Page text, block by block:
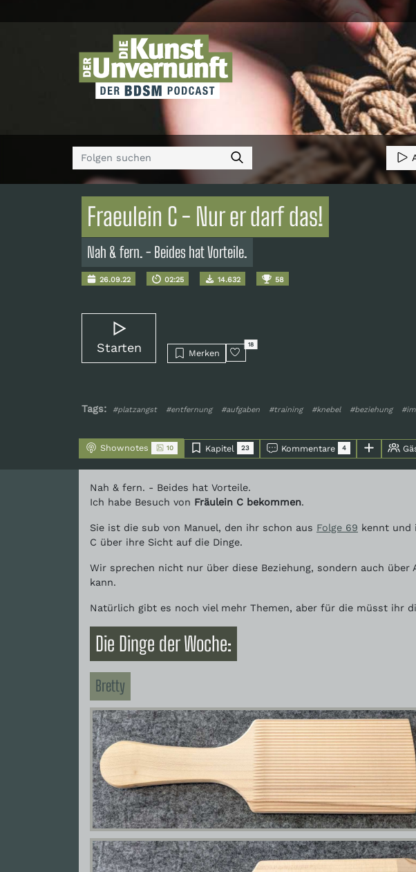
Fraeulein C - Nur er darf das!
Nah & fern. - Beides hat Vorteile.
26.09.22 02:25 14.632 58
Starten Merken
18
Tags: #platzangst #entfernung #aufgaben #training #knebel #beziehung
Shownotes 10 Kapitel 23 Kommentare 4
Nah & fern. - Beides hat Vorteile.
Ich habe Besuch von Fräulein C bekommen.
Sie ist die sub von Manuel, den ihr schon aus Folge 69 kennt und
C über ihre Sicht auf die Dinge.
Wir sprechen nicht nur über diese Beziehung, sondern auch
kann.
Natürlich gibt es noch viel mehr Themen, aber für die müsst ihr
Die Dinge der Woche:
Bretty